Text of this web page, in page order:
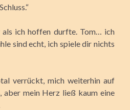
als ich hoffen durfte. Tom… ich
sind echt, ich spiele dir nichts
verrückt, mich weiterhin auf
aber mein Herz ließ kaum eine